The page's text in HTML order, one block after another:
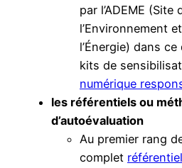
par l’ADEME (Site
l’Environnement
l’Énergie) dans
kits de
numérique
les référentiels ou
d’autoévaluation
Au premier rang
complet